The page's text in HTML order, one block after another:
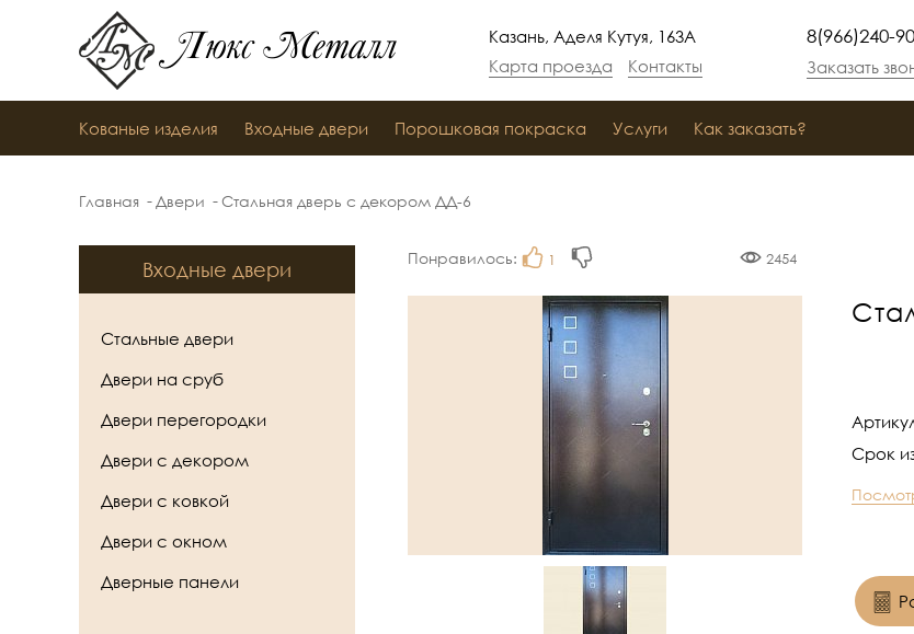
Люкс Металл
Казань, Аделя Кутуя, 163А
Карта проезда
Контакты
8(966)240-
Заказать
Кованые изделия Входные двери Порошковая покраска Услуги Как заказать?
Главная Двери Стальная дверь с декором ДД-6
Понравилось: 1 2454
Срок
Входные двери
Стальные двери
Двери на сруб
Двери перегородки
Двери с декором
Двери с ковкой
Двери с окном
Дверные панели